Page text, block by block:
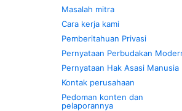
Masalah mitra
Cara kerja kami
Pemberitahuan Privasi
Pernyataan Perbudakan
Pernyataan Hak Asasi Manusia
Kontak perusahaan
Pedoman konten dan
pelaporannya